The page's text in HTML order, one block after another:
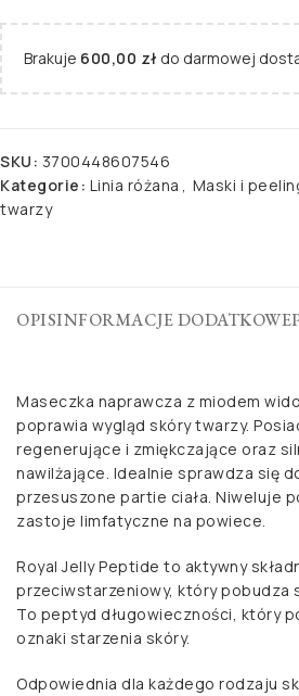
Brakuje 600,00 zł do darmowej
SKU: 3700448607546
Kategorie: Linia różana , Maski i
twarzy
OPISINFORMACJE DODATKOWE
Maseczka naprawcza z miodem
poprawia wygląd skóry twarzy.
regenerujące i zmiękczające oraz
nawilżające. Idealnie sprawdza się
przesuszone partie ciała. Niweluje
zastoje limfatyczne na powiece.
Royal Jelly Peptide to aktywny
przeciwstarzeniowy, który pobudza
To peptyd długowieczności, który
oznaki starzenia skóry.
Odpowiednia dla każdego rodzaju